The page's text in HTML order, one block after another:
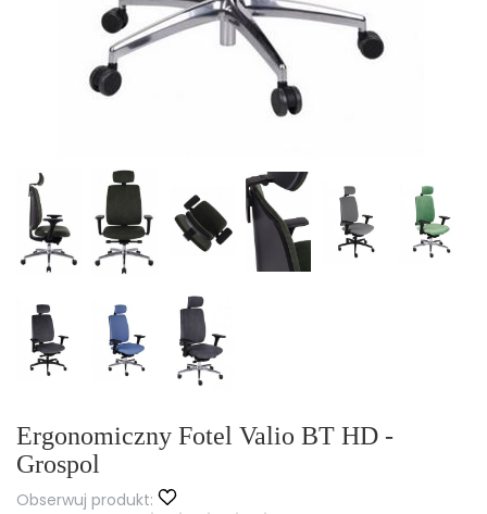
Ergonomiczny Fotel Valio BT HD -
Grospol
Obserwuj produkt: